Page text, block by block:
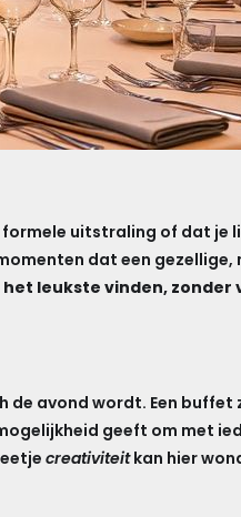
uitstraling of dat je
dat een
leukste vinden,
de avond wordt. Een
geeft om met
creativiteitkan hier